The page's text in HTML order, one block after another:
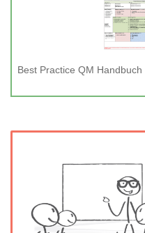
Best Practice QM Handbuch